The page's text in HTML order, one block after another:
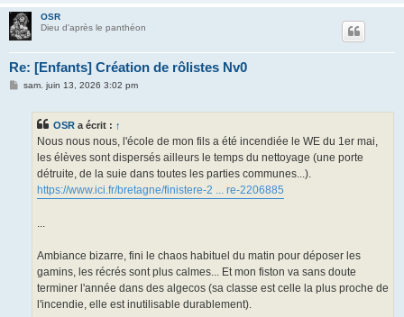
OSR
Dieu d'après le panthéon
Re: [Enfants] Création de rôlistes Nv0
Msam. juin 13, 2026 3:02 pm
OSR a écrit : ↑
Nous nous nous, l'école de mon fils a été incendiée le WE du 1er mai,
les élèves sont dispersés ailleurs le temps du nettoyage (une porte
détruite, de la suie dans toutes les parties communes...).
https://www.ici.fr/bretagne/finistere-2 ... re-2206885
...
Ambiance bizarre, fini le chaos habituel du matin pour déposer les
gamins, les récrés sont plus calmes... Et mon fiston va sans doute
terminer l'année dans des algecos (sa classe est celle la plus proche de
l'incendie, elle est inutilisable durablement).